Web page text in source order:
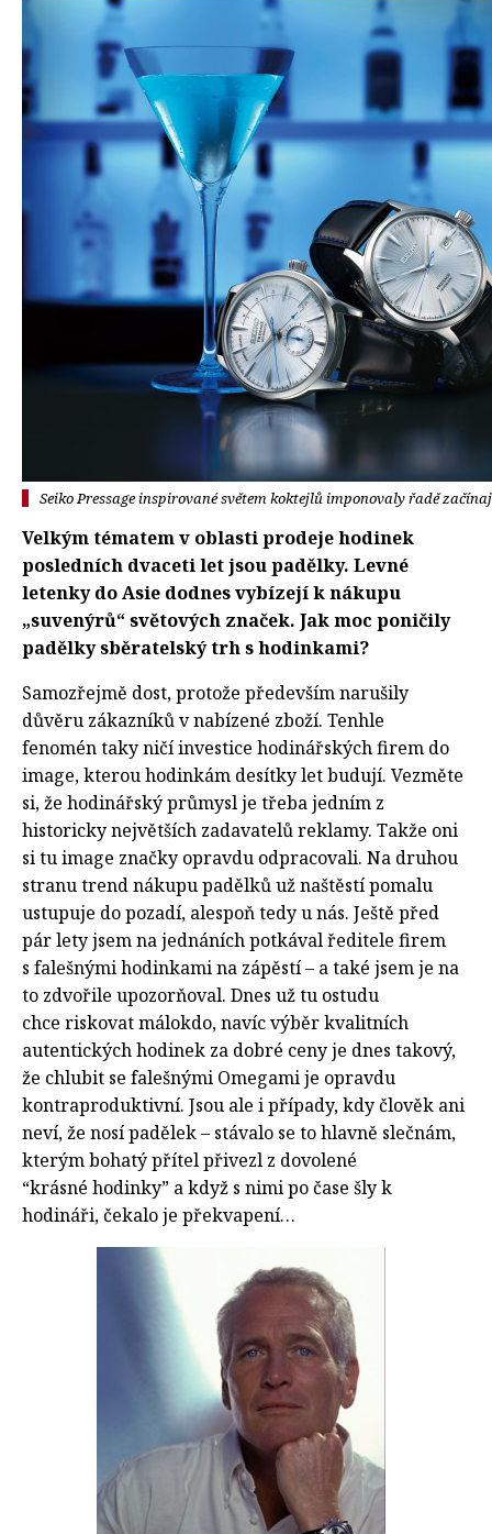
Seiko Pressage inspirované světem koktejlů imponovaly řadě
Velkým tématem v oblasti prodeje hodinek
posledních dvaceti let jsou padělky. Levné
letenky do Asie dodnes vybízejí k nákupu
„suvenýrů“ světových značek. Jak moc poničily
padělky sběratelský trh s hodinkami?
Samozřejmě dost, protože především narušily
důvěru zákazníků v nabízené zboží. Tenhle
fenomén taky ničí investice hodinářských firem do
image, kterou hodinkám desítky let budují. Vezměte
si, že hodinářský průmysl je třeba jedním z
historicky největších zadavatelů reklamy. Takže oni
si tu image značky opravdu odpracovali. Na druhou
stranu trend nákupu padělků už naštěstí pomalu
ustupuje do pozadí, alespoň tedy u nás. Ještě před
pár lety jsem na jednáních potkával ředitele firem
s falešnými hodinkami na zápěstí – a také jsem je na
to zdvořile upozorňoval. Dnes už tu ostudu
chce riskovat málokdo, navíc výběr kvalitních
autentických hodinek za dobré ceny je dnes takový,
že chlubit se falešnými Omegami je opravdu
kontraproduktivní. Jsou ale i případy, kdy člověk ani
neví, že nosí padělek – stávalo se to hlavně slečnám,
kterým bohatý přítel přivezl z dovolené
“krásné hodinky” a když s nimi po čase šly k
hodináři, čekalo je překvapení…